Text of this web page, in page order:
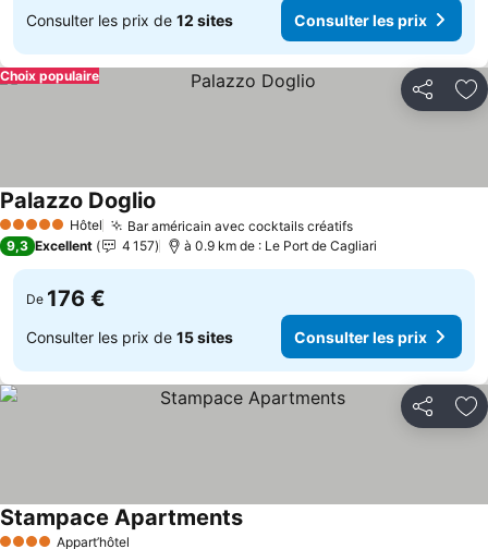
Consulter les prix de 12 sites Consulter les prix
Partager
Choix populaire
5 Étoiles Hôtel Bar américain avec cocktails créatifs
Palazzo Doglio
9,3 Excellent 4 157 à 0.9 km de : Le Port de Cagliari
De 176 €
Consulter les prix de 15 sites Consulter les prix
Partager
Appart’hôtel
Stampace Apartments